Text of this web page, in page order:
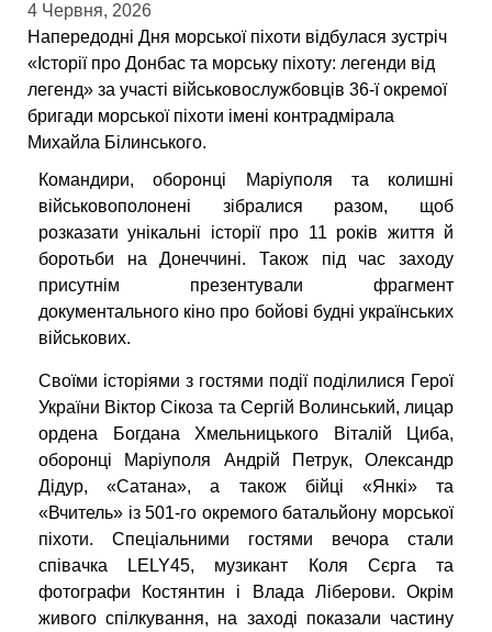
4 Червня, 2026
Напередодні Дня морської піхоти відбулася зустріч
«Історії про Донбас та морську піхоту: легенди від
легенд» за участі військовослужбовців 36-ї окремої
бригади морської піхоти імені контрадмірала
Михайла Білинського.
Командири, оборонці Маріуполя та колишні
військовополонені зібралися разом, щоб
розказати унікальні історії про 11 років життя й
боротьби на Донеччині. Також під час заходу
присутнім презентували фрагмент
документального кіно про бойові будні українських
військових.
Своїми історіями з гостями події поділилися Герої
України Віктор Сікоза та Сергій Волинський, лицар
ордена Богдана Хмельницького Віталій Циба,
оборонці Маріуполя Андрій Петрук, Олександр
Дідур, «Сатана», а також бійці «Янкі» та
«Вчитель» із 501-го окремого батальйону морської
піхоти. Спеціальними гостями вечора стали
співачка LELY45, музикант Коля Сєрга та
фотографи Костянтин і Влада Ліберови. Окрім
живого спілкування, на заході показали частину